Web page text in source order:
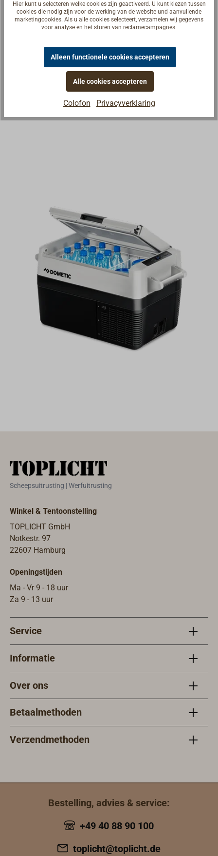
Scheepsuitrusting | Werfuitrusting
Winkel & Tentoonstelling
TOPLICHT GmbH
Notkestr. 97
22607 Hamburg
Openingstijden
Ma - Vr 9 - 18 uur
Za 9 - 13 uur
Service
Informatie
Over ons
Betaalmethoden
Verzendmethoden
Bestelling, advies & service:
+49 40 88 90 100
toplicht@toplicht.de
Hier kunt u selecteren welke cookies zijn geactiveerd. U kunt kiezen tussen
cookies die nodig zijn voor de werking van de website und aanvullende
marketingcookies. Als u alle cookies selecteert, verzamelen wij gegevens
voor analyse en het sturen van reclamecampagnes.
Alleen functionele cookies accepteren
Alle cookies accepteren
Colofon Privacyverklaring